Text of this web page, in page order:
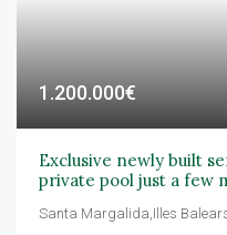
1.200.000€
Exclusive newly built
private pool just a few
Santa Margalida,Illes